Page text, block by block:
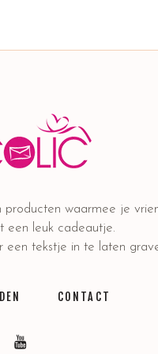
waarmee je
een leuk cadeautje.
een tekstje in te laten
CONTACT